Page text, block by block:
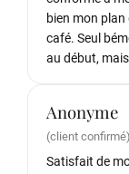
bien mon
café. Seul
au début,
Anonyme
(client confirmé)
Satisfait de